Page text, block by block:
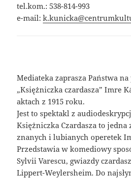
tel.kom.: 538-814-993
e-mail:
Mediateka zaprasza Państwa
„Księżniczka czardasza” Imre
aktach z 1915 roku.
Jest to spektakl z
Księżniczka Czardasza to jedna
znanych i lubianych operetek
Przedstawia w komediowy
Sylvii Varescu, gwiazdy
Lippert-Weylersheim. Do